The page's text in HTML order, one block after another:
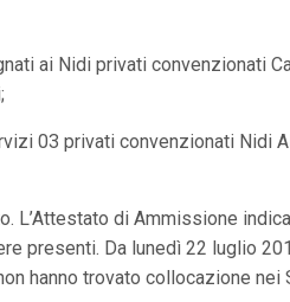
ai Nidi privati convenzionati
03 privati convenzionati Nidi
di Ammissione
presenti. Da lunedì 22 luglio
hanno trovato collocazione